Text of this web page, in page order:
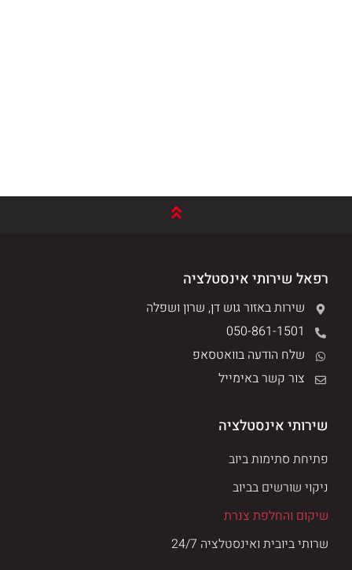
רפאל שירותי אינסטלציה
שירות באזור גוש דן, שרון ושפלה
050-861-1501
שלח הודעה בוואטסאפ
צור קשר באימייל
שירותי אינסטלציה
פתיחת סתימות ביוב
ניקוי שורשים בביוב
שיקום והחלפת צנרת
שרותי ביובית ואינסטלציה 24/7